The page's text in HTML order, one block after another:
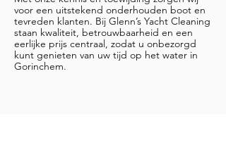
voor een uitstekend onderhouden boot en
tevreden klanten. Bij Glenn’s Yacht Cleaning
staan kwaliteit, betrouwbaarheid en een
eerlijke prijs centraal, zodat u onbezorgd
kunt genieten van uw tijd op het water in
Gorinchem.